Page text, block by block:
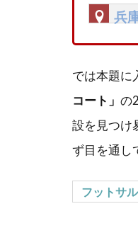
兵
では本題に
コート」 の
設を見つけ
ず目を通し
フットサ